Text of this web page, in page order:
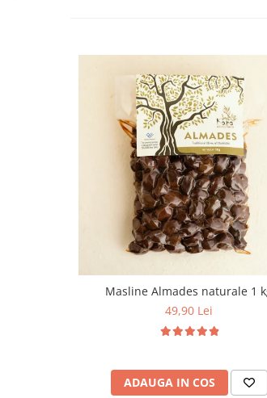
Masline Almades naturale 1
49,90 Lei
ADAUGA IN COS